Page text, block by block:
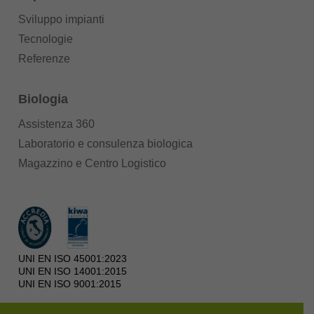
Sviluppo impianti
Tecnologie
Referenze
Biologia
Assistenza 360
Laboratorio e consulenza biologica
Magazzino e Centro Logistico
UNI EN ISO 45001:2023
UNI EN ISO 14001:2015
UNI EN ISO 9001:2015